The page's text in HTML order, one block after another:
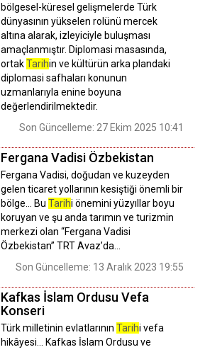
bölgesel-küresel gelişmelerde Türk
dünyasının yükselen rolünü mercek
altına alarak, izleyiciyle buluşması
amaçlanmıştır. Diplomasi masasında,
ortakTarihin ve kültürün arka plandaki
diplomasi safhaları konunun
uzmanlarıyla enine boyuna
değerlendirilmektedir.
Son Güncelleme: 27 Ekim 2025 10:41
Fergana Vadisi Özbekistan
Fergana Vadisi, doğudan ve kuzeyden
gelen ticaret yollarının kesiştiği önemli bir
bölge… Bu Tarihi önemini yüzyıllar boyu
koruyan ve şu anda tarımın ve turizmin
merkezi olan “Fergana Vadisi
Özbekistan” TRT Avaz’da…
Son Güncelleme: 13 Aralık 2023 19:55
Kafkas İslam Ordusu Vefa
Konseri
Türk milletinin evlatlarının Tarihi vefa
hikâyesi… Kafkas İslam Ordusu ve